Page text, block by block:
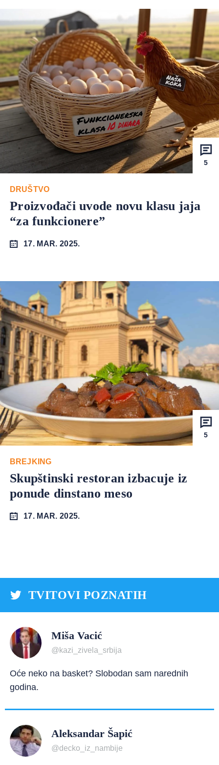
5
DRUŠTVO
Proizvođači uvode novu klasu jaja
“za funkcionere”
17. MAR. 2025.
5
BREJKING
Skupštinski restoran izbacuje iz
ponude dinstano meso
17. MAR. 2025.
TVITOVI POZNATIH
Miša Vacić
@kazi_zivela_srbija
Oće neko na basket? Slobodan sam narednih
godina.
Aleksandar Šapić
@decko_iz_nambije